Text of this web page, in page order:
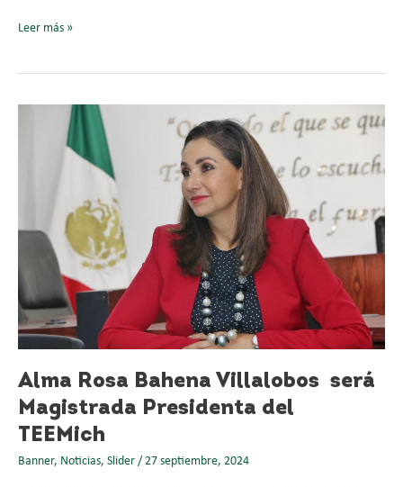
Leer más »
Alma Rosa Bahena Villalobos será
Magistrada Presidenta del
TEEMich
Banner, Noticias, Slider / 27 septiembre, 2024
Magistrada
Presidenta
TEEMich